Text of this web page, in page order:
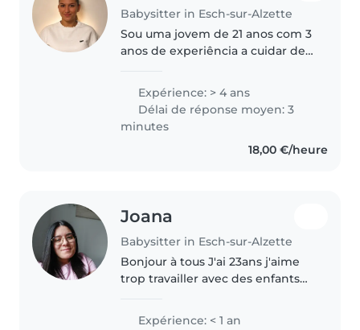
Babysitter in Esch-sur-Alzette
Sou uma jovem de 21 anos com 3
anos de experiência a cuidar de
escolares. Falo várias línguas,
incluindo alemão, francês,
luxemburguês e português. Sou..
Expérience: > 4 ans
Délai de réponse moyen: 3
minutes
18,00 €/heure
Joana
Babysitter in Esch-sur-Alzette
Bonjour à tous J'ai 23ans j'aime
trop travailler avec des enfants
dans un creche J'ai expérience
Expérience: < 1 an